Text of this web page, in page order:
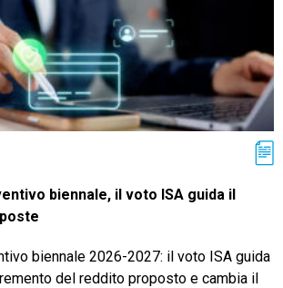
biennale, il voto ISA guida il
biennale 2026-2027: il voto ISA guida
del reddito proposto e cambia il